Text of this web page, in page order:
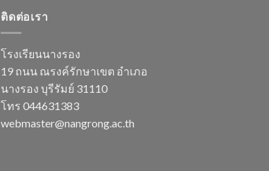
ติดต่อเรา
โรงเรียนนางรอง
19 ถนน ณรงค์รักษาเขต อำเภอ
นางรอง บุรีรัมย์ 31110
โทร 044631383
webmaster@nangrong.ac.th